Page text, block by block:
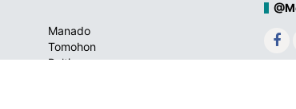
Manado
Tomohon
Boltim